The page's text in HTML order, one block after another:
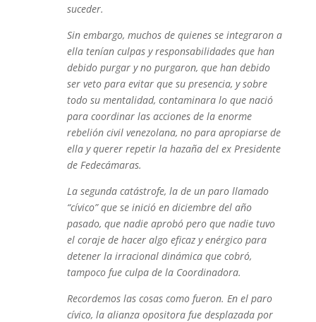
suceder.
Sin embargo, muchos de quienes se integraron a
ella tenían culpas y responsabilidades que han
debido purgar y no purgaron, que han debido
ser veto para evitar que su presencia, y sobre
todo su mentalidad, contaminara lo que nació
para coordinar las acciones de la enorme
rebelión civil venezolana, no para apropiarse de
ella y querer repetir la hazaña del ex Presidente
de Fedecámaras.
La segunda catástrofe, la de un paro llamado
“cívico” que se inició en diciembre del año
pasado, que nadie aprobó pero que nadie tuvo
el coraje de hacer algo eficaz y enérgico para
detener la irracional dinámica que cobró,
tampoco fue culpa de la Coordinadora.
Recordemos las cosas como fueron. En el paro
cívico, la alianza opositora fue desplazada por